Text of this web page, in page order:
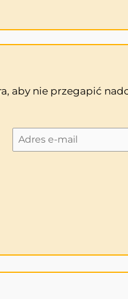
aby nie przegapić